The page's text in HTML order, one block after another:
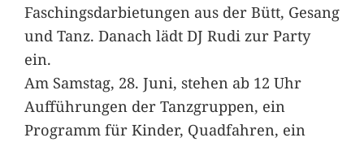
Faschingsdarbietungen aus der Bütt, Gesang
und Tanz. Danach lädt DJ Rudi zur Party
ein.
Am Samstag, 28. Juni, stehen ab 12 Uhr
Aufführungen der Tanzgruppen, ein
Programm für Kinder, Quadfahren, ein